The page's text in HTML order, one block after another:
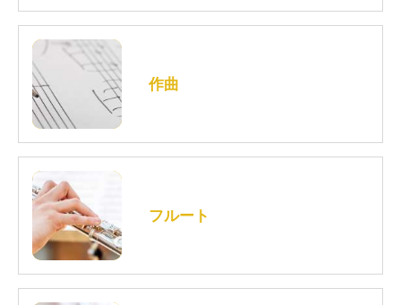
作曲
フルート